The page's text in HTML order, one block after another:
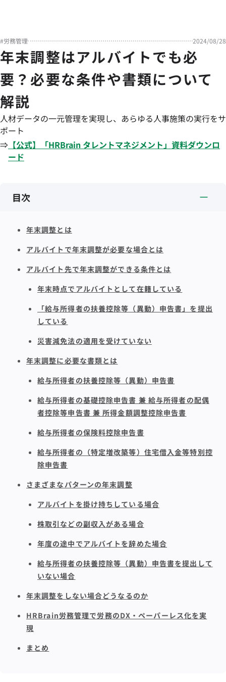
#労務管理 2024/08/28
年末調整はアルバイトでも必
要？必要な条件や書類について
解説
人材データの一元管理を実現し、あらゆる人事施策の実行をサ
ポート
⇒ 【公式】「HRBrain タレントマネジメント」資料ダウンロ
ード
目次
年末調整とは
アルバイトで年末調整が必要な場合とは
アルバイト先で年末調整ができる条件とは
年末時点でアルバイトとして在籍している
「給与所得者の扶養控除等（異動）申告書」を提出
している
災害減免法の適用を受けていない
年末調整に必要な書類とは
給与所得者の扶養控除等（異動）申告書
給与所得者の基礎控除申告書 兼 給与所得者の配偶
者控除等申告書 兼 所得金額調整控除申告書
給与所得者の保険料控除申告書
給与所得者の（特定増改築等）住宅借入金等特別控
除申告書
さまざまなパターンの年末調整
アルバイトを掛け持ちしている場合
株取引などの副収入がある場合
年度の途中でアルバイトを辞めた場合
給与所得者の扶養控除等（異動）申告書を提出して
いない場合
年末調整をしない場合どうなるのか
HRBrain労務管理で労務のDX・ペーパーレス化を実
現
まとめ